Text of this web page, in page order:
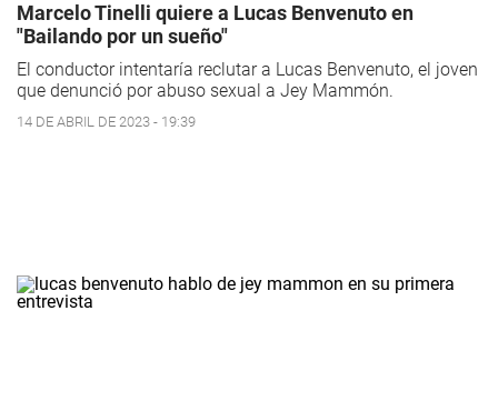
Marcelo Tinelli quiere a Lucas Benvenuto en
"Bailando por un sueño"
El conductor intentaría reclutar a Lucas Benvenuto, el joven
que denunció por abuso sexual a Jey Mammón.
14 DE ABRIL DE 2023 - 19:39